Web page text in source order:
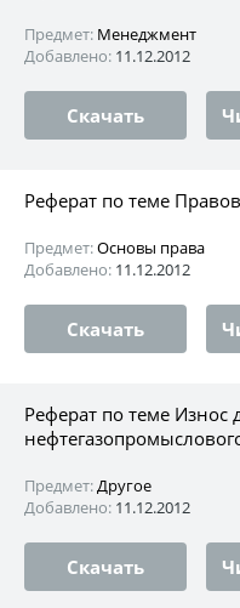
Предмет: Менеджмент
Добавлено: 11.12.2012
Скачать
Реферат по теме
Предмет:Основы права
Добавлено: 11.12.2012
Скачать
Реферат по теме Износ
Предмет:Другое
Добавлено: 11.12.2012
Скачать